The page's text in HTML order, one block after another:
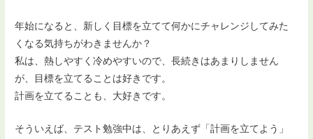
年始になると、新しく目標を立てて何かにチャレンジしてみた
くなる気持ちがわきませんか？
私は、熱しやすく冷めやすいので、長続きはあまりしません
が、目標を立てることは好きです。
計画を立てることも、大好きです。
そういえば、テスト勉強中は、とりあえず「計画を立てよう」